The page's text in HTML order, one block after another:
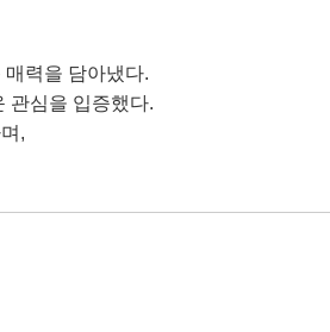
매력을 담아냈다.
관심을 입증했다.
,